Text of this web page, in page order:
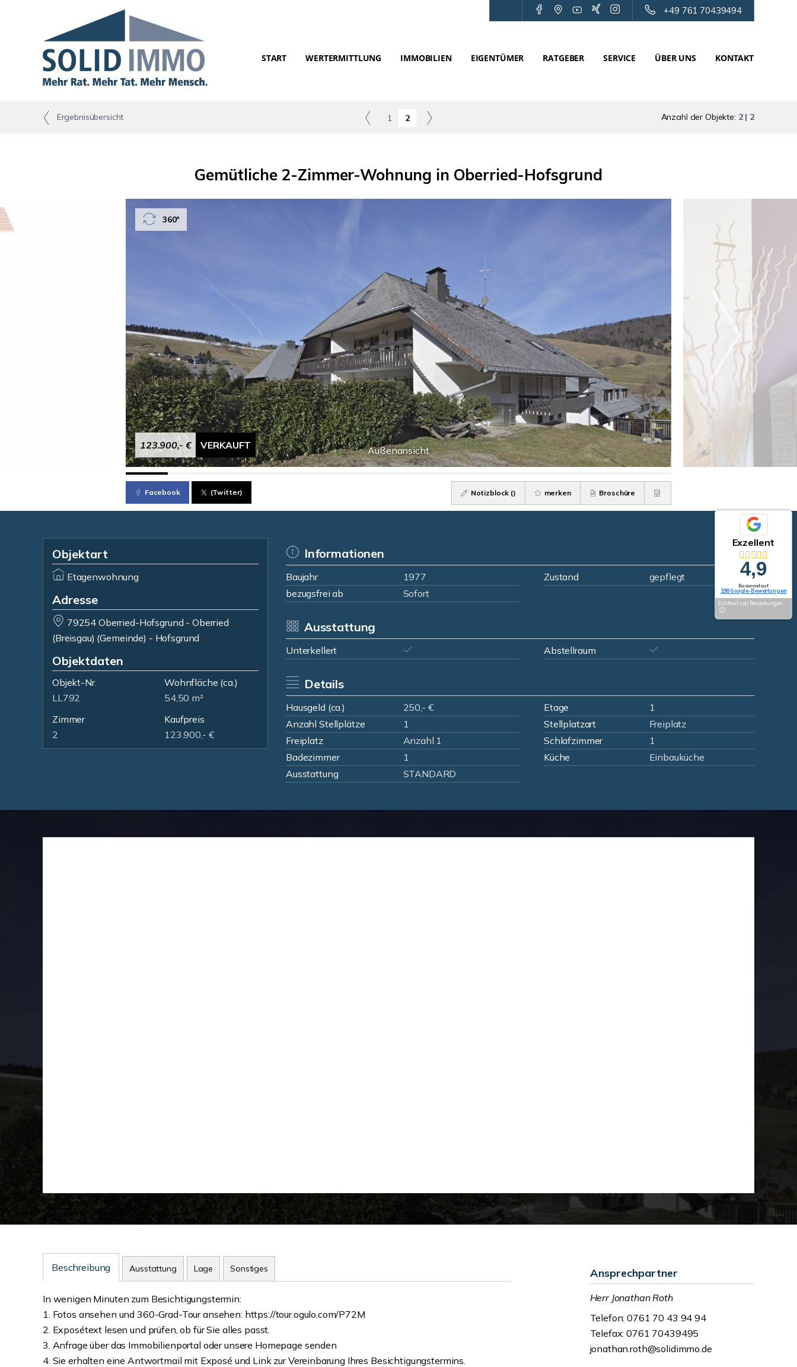
+49 761 70439494
START WERTERMITTLUNG IMMOBILIEN EIGENTÜMER RATGEBER SERVICE ÜBER UNS KONTAKT
Ergebnisübersicht 1 2 Anzahl der Objekte: 2 | 2
Gemütliche 2-Zimmer-Wohnung in Oberried-Hofsgrund
Außenansicht
123.900,- € VERKAUFT
360°
Facebook (Twitter) Notizblock () merken Broschüre
Objektart
Etagenwohnung
Adresse
79254 Oberried-Hofsgrund - Oberried
(Breisgau) (Gemeinde) - Hofsgrund
Objektdaten
Objekt-Nr.
LL792
Wohnfläche (ca.)
54,50 m²
Zimmer
2
Kaufpreis
123.900,- €
Informationen
Baujahr 1977 Zustand
gepflegt
bezugsfrei ab
Sofort
Ausstattung
Unterkellert Abstellraum
Details
Hausgeld (ca.) 250,- € Etage
1
Anzahl Stellplätze
1 Stellplatzart
Freiplatz
Freiplatz
Anzahl 1 Schlafzimmer
1
Badezimmer
1 Küche
Einbauküche
Ausstattung
STANDARD
Beschreibung Ausstattung Lage Sonstiges
In wenigen Minuten zum Besichtigungstermin:
1. Fotos ansehen und 360-Grad-Tour ansehen: https://tour.ogulo.com/P72M
2. Exposétext lesen und prüfen, ob für Sie alles passt.
3. Anfrage über das Immobilienportal oder unsere Homepage senden
4. Sie erhalten eine Antwortmail mit Exposé und Link zur Vereinbarung Ihres Besichtigungstermins.
Ansprechpartner
Herr Jonathan Roth
Telefon: 0761 70 43 94 94
Telefax: 0761 70439495
jonathan.roth@solidimmo.de
Exzellent
4,9
Basierend auf
198 Google-Bewertungen
Echtheit von Bewertungen